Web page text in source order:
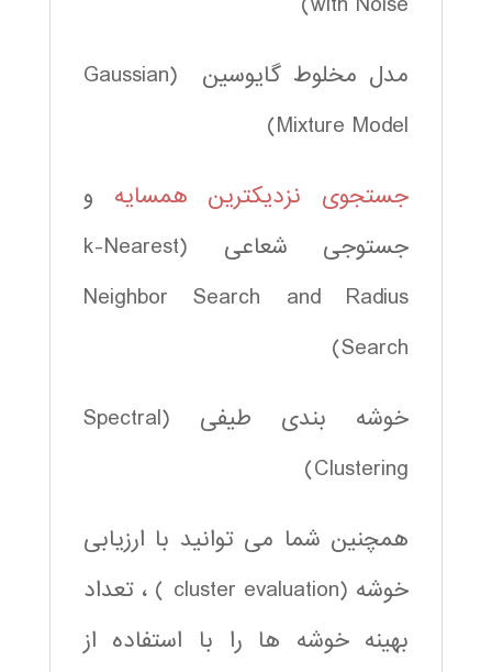
مدل مخلوط گایوسین (Gaussian
Mixture Model)
جستجوی نزدیکترین همسایه و
جستوجی شعاعی (k-Nearest
Neighbor Search and Radius
Search)
خوشه بندی طیفی (Spectral
Clustering)
همچنین شما می توانید با ارزیابی
خوشه (cluster evaluation ) ، تعداد
بهینه خوشه ها را با استفاده از